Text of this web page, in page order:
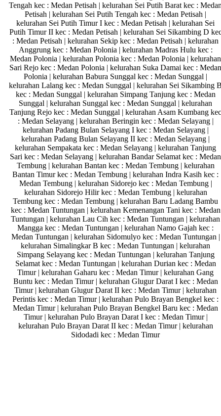
Tengah kec : Medan Petisah | kelurahan Sei Putih Barat kec :
Petisah | kelurahan Sei Putih Tengah kec : Medan Petisah |
kelurahan Sei Putih Timur I kec : Medan Petisah | kelurahan Sei
Putih Timur II kec : Medan Petisah | kelurahan Sei Sikambing D
: Medan Petisah | kelurahan Sekip kec : Medan Petisah | kelurahan
Anggrung kec : Medan Polonia | kelurahan Madras Hulu kec :
Medan Polonia | kelurahan Polonia kec : Medan Polonia | kelurahan
Sari Rejo kec : Medan Polonia | kelurahan Suka Damai kec : Medan
Polonia | kelurahan Babura Sunggal kec : Medan Sunggal |
kelurahan Lalang kec : Medan Sunggal | kelurahan Sei Sikambing
kec : Medan Sunggal | kelurahan Simpang Tanjung kec : Medan
Sunggal | kelurahan Sunggal kec : Medan Sunggal | kelurahan
Tanjung Rejo kec : Medan Sunggal | kelurahan Asam Kumbang kec
: Medan Selayang | kelurahan Beringin kec : Medan Selayang |
kelurahan Padang Bulan Selayang I kec : Medan Selayang |
kelurahan Padang Bulan Selayang II kec : Medan Selayang |
kelurahan Sempakata kec : Medan Selayang | kelurahan Tanjung
Sari kec : Medan Selayang | kelurahan Bandar Selamat kec : Medan
Tembung | kelurahan Bantan kec : Medan Tembung | kelurahan
Bantan Timur kec : Medan Tembung | kelurahan Indra Kasih kec :
Medan Tembung | kelurahan Sidorejo kec : Medan Tembung |
kelurahan Sidorejo Hilir kec : Medan Tembung | kelurahan
Tembung kec : Medan Tembung | kelurahan Baru Ladang Bambu
kec : Medan Tuntungan | kelurahan Kemenangan Tani kec : Medan
Tuntungan | kelurahan Lau Cih kec : Medan Tuntungan | kelurahan
Mangga kec : Medan Tuntungan | kelurahan Namo Gajah kec :
Medan Tuntungan | kelurahan Sidomulyo kec : Medan Tuntungan |
kelurahan Simalingkar B kec : Medan Tuntungan | kelurahan
Simpang Selayang kec : Medan Tuntungan | kelurahan Tanjung
Selamat kec : Medan Tuntungan | kelurahan Durian kec : Medan
Timur | kelurahan Gaharu kec : Medan Timur | kelurahan Gang
Buntu kec : Medan Timur | kelurahan Glugur Darat I kec : Medan
Timur | kelurahan Glugur Darat II kec : Medan Timur | kelurahan
Perintis kec : Medan Timur | kelurahan Pulo Brayan Bengkel kec :
Medan Timur | kelurahan Pulo Brayan Bengkel Baru kec : Medan
Timur | kelurahan Pulo Brayan Darat I kec : Medan Timur |
kelurahan Pulo Brayan Darat II kec : Medan Timur | kelurahan
Sidodadi kec : Medan Timur